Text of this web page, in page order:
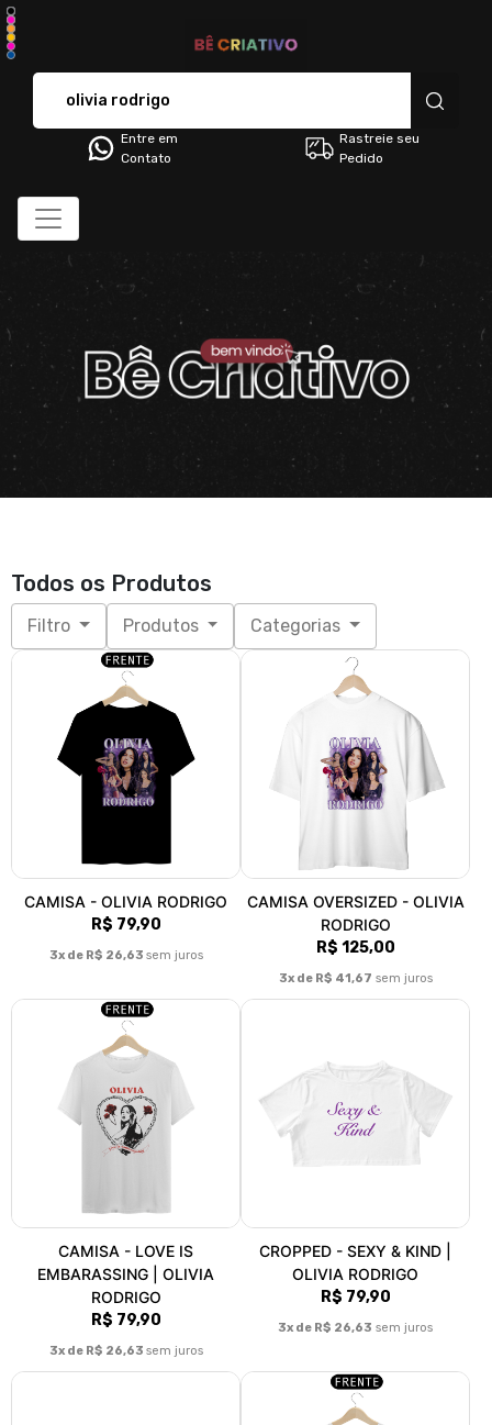
Entre em
Contato
Rastreie seu
Pedido
Todos os Produtos
Filtro Produtos Categorias
CAMISA - OLIVIA RODRIGO
R$ 79,90
3x de R$ 26,63 sem juros
CAMISA OVERSIZED - OLIVIA
RODRIGO
R$ 125,00
3x de R$ 41,67 sem juros
CAMISA - LOVE IS
EMBARASSING | OLIVIA
RODRIGO
R$ 79,90
3x de R$ 26,63 sem juros
CROPPED - SEXY & KIND |
OLIVIA RODRIGO
R$ 79,90
3x de R$ 26,63 sem juros